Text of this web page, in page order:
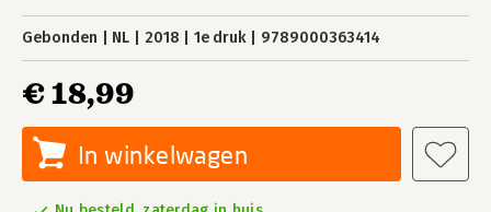
Gebonden NL 2018 1e druk 9789000363414
€ 18,99
In winkelwagen